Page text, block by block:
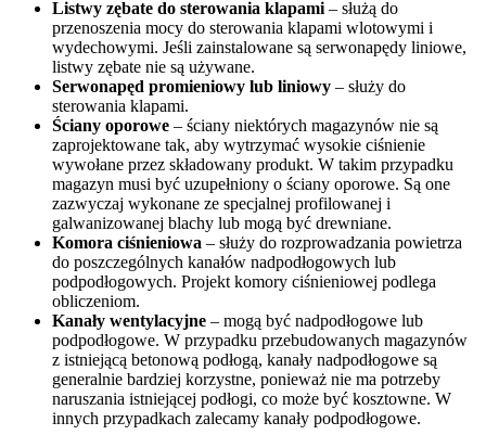
Listwy zębate do sterowania klapami – służą do
przenoszenia mocy do sterowania klapami wlotowymi i
wydechowymi. Jeśli zainstalowane są serwonapędy liniowe,
listwy zębate nie są używane.
Serwonapęd promieniowy lub liniowy – służy do
sterowania klapami.
Ściany oporowe – ściany niektórych magazynów nie są
zaprojektowane tak, aby wytrzymać wysokie ciśnienie
wywołane przez składowany produkt. W takim przypadku
magazyn musi być uzupełniony o ściany oporowe. Są one
zazwyczaj wykonane ze specjalnej profilowanej i
galwanizowanej blachy lub mogą być drewniane.
Komora ciśnieniowa – służy do rozprowadzania powietrza
do poszczególnych kanałów nadpodłogowych lub
podpodłogowych. Projekt komory ciśnieniowej podlega
obliczeniom.
Kanały wentylacyjne – mogą być nadpodłogowe lub
podpodłogowe. W przypadku przebudowanych magazynów
z istniejącą betonową podłogą, kanały nadpodłogowe są
generalnie bardziej korzystne, ponieważ nie ma potrzeby
naruszania istniejącej podłogi, co może być kosztowne. W
innych przypadkach zalecamy kanały podpodłogowe.